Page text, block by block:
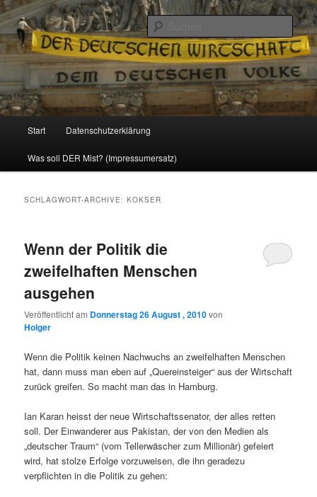
Reizzentrum
Politik, Wirtschaft, Soziales und Gesellschaft
Zum
Inhalt
Zum
sekundären
Start Datenschutzerklärung
Was soll DER Mist? (Impressumersatz)
SCHLAGWORT-ARCHIVE:KOKSER
Wenn der Politik die
zweifelhaften Menschen
ausgehen
Veröffentlicht am Donnerstag 26 August , 2010von
Holger
Wenn die Politik keinen Nachwuchs an zweifelhaften Menschen
hat, dann muss man eben auf „Quereinsteiger“ aus der Wirtschaft
zurück greifen. So macht man das in Hamburg.
Ian Karan heisst der neue Wirtschaftssenator, der alles retten
soll. Der Einwanderer aus Pakistan, der von den Medien als
„deutscher Traum“ (vom Tellerwäscher zum Millionär) gefeiert
wird, hat stolze Erfolge vorzuweisen, die ihn geradezu
verpflichten in die Politik zu gehen: